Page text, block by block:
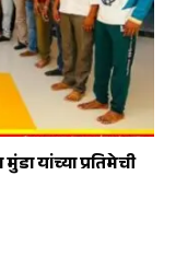
यांच्या प्रतिमेची